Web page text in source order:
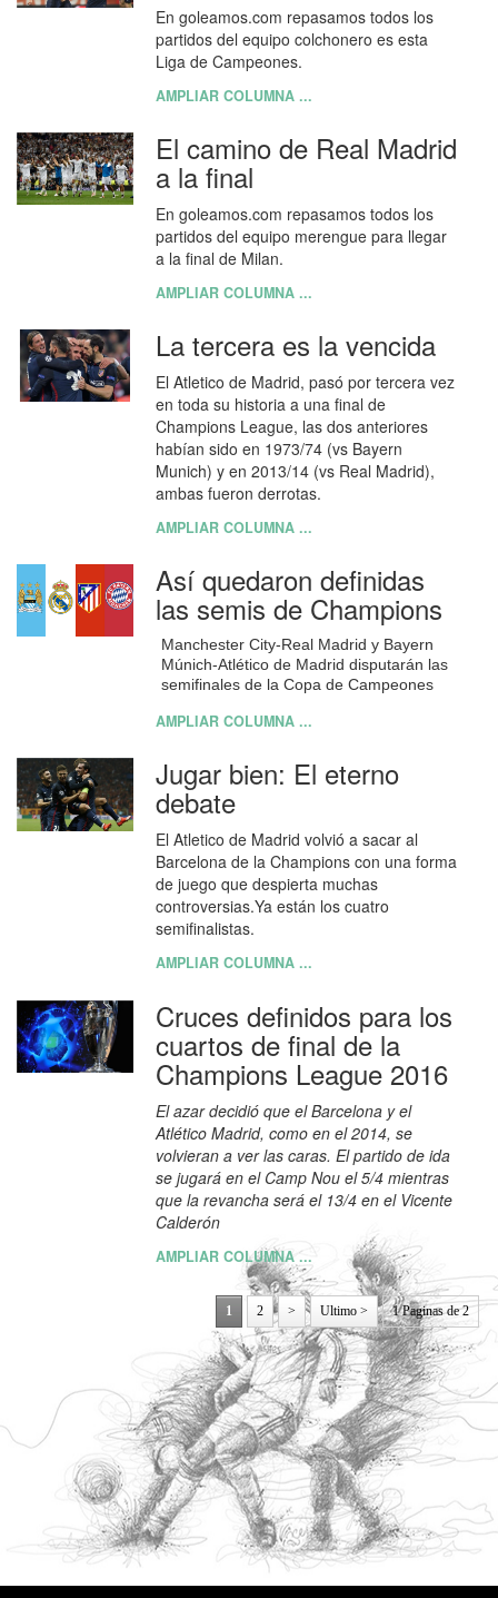
En goleamos.com repasamos todos los
partidos del equipo colchonero es esta
Liga de Campeones.
AMPLIAR COLUMNA ...
El camino de Real Madrid
a la final
En goleamos.com repasamos todos los
partidos del equipo merengue para llegar
a la final de Milan.
AMPLIAR COLUMNA ...
La tercera es la vencida
El Atletico de Madrid, pasó por tercera vez
en toda su historia a una final de
Champions League, las dos anteriores
habían sido en 1973/74 (vs Bayern
Munich) y en 2013/14 (vs Real Madrid),
ambas fueron derrotas.
AMPLIAR COLUMNA ...
Así quedaron definidas
las semis de Champions
Manchester City-Real Madrid y Bayern
Múnich-Atlético de Madrid disputarán las
semifinales de la Copa de Campeones
AMPLIAR COLUMNA ...
Jugar bien: El eterno
debate
El Atletico de Madrid volvió a sacar al
Barcelona de la Champions con una forma
de juego que despierta muchas
controversias.Ya están los cuatro
semifinalistas.
AMPLIAR COLUMNA ...
Cruces definidos para los
cuartos de final de la
Champions League 2016
El azar decidió que el Barcelona y el
Atlético Madrid, como en el 2014, se
volvieran a ver las caras. El partido de ida
se jugará en el Camp Nou el 5/4 mientras
que la revancha será el 13/4 en el Vicente
Calderón
AMPLIAR COLUMNA ...
1 2 > Ultimo > 1 Paginas de 2